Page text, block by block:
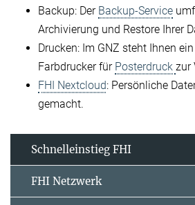
Backup: Der Backup-Service
Archivierung und Restore Ihrer
Drucken: Im GNZ steht Ihnen
Farbdrucker für Posterdruck zur
FHI Nextcloud: Persönliche
gemacht.
Schnelleinstieg FHI
FHI Netzwerk